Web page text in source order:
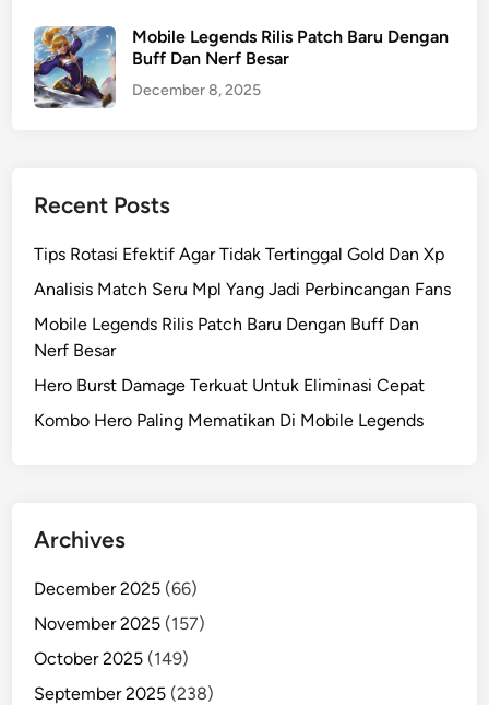
Mobile Legends Rilis Patch Baru Dengan
Buff Dan Nerf Besar
December 8, 2025
Recent Posts
Tips Rotasi Efektif Agar Tidak Tertinggal Gold Dan Xp
Analisis Match Seru Mpl Yang Jadi Perbincangan Fans
Mobile Legends Rilis Patch Baru Dengan Buff Dan
Nerf Besar
Hero Burst Damage Terkuat Untuk Eliminasi Cepat
Kombo Hero Paling Mematikan Di Mobile Legends
Archives
December 2025 (66)
November 2025 (157)
October 2025 (149)
September 2025 (238)